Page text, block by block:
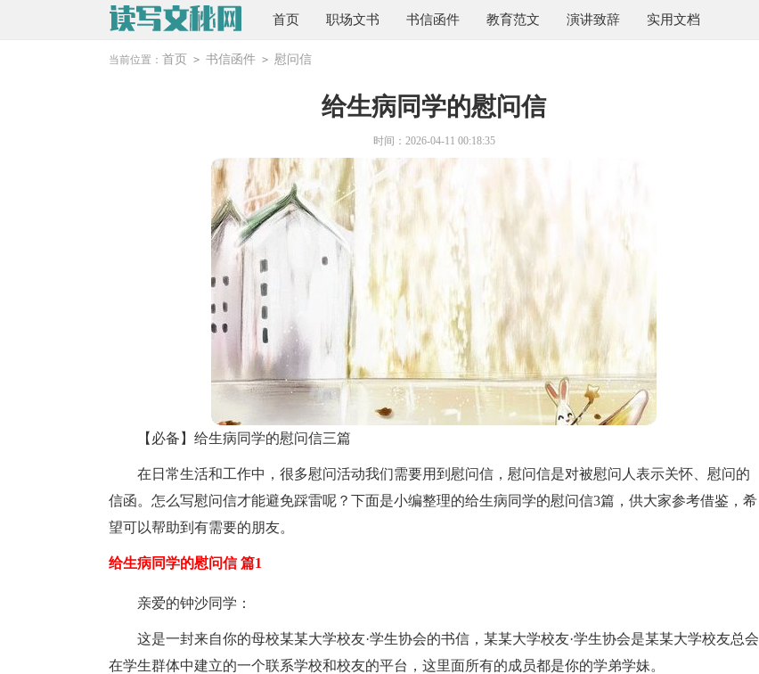
首页 职场文书 书信函件 教育范文 演讲致辞 实用文档
当前位置： 首页 > 书信函件 > 慰问信
给生病同学的慰问信
时间：2026-04-11 00:18:35
【必备】给生病同学的慰问信三篇
在日常生活和工作中，很多慰问活动我们需要用到慰问信，慰问信是对被慰问人表示关怀、慰问的
信函。怎么写慰问信才能避免踩雷呢？下面是小编整理的给生病同学的慰问信3篇，供大家参考借鉴，希
望可以帮助到有需要的朋友。
给生病同学的慰问信 篇1
亲爱的钟沙同学：
这是一封来自你的母校某某大学校友·学生协会的书信，某某大学校友·学生协会是某某大学校友总会
在学生群体中建立的一个联系学校和校友的平台，这里面所有的成员都是你的学弟学妹。